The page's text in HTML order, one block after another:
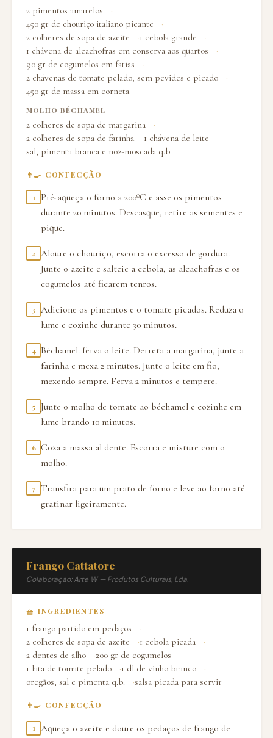
2 pimentos amarelos
450 gr de chouriço italiano picante
2 colheres de sopa de azeite
1 cebola grande
1 chávena de alcachofras em conserva aos quartos
90 gr de cogumelos em fatias
2 chávenas de tomate pelado, sem pevides e picado
450 gr de massa em corneta
MOLHO BÉCHAMEL
2 colheres de sopa de margarina
2 colheres de sopa de farinha
1 chávena de leite
sal, pimenta branca e noz-moscada q.b.
👨‍🍳 CONFECÇÃO
1
Pré-aqueça o forno a 200ºC e asse os pimentos
durante 20 minutos. Descasque, retire as sementes e
pique.
2
Aloure o chouriço, escorra o excesso de gordura.
Junte o azeite e salteie a cebola, as alcachofras e os
cogumelos até ficarem tenros.
3
Adicione os pimentos e o tomate picados. Reduza o
lume e cozinhe durante 30 minutos.
4 Béchamel: ferva o leite. Derreta a margarina, junte a
farinha e mexa 2 minutos. Junte o leite em fio,
mexendo sempre. Ferva 2 minutos e tempere.
5
Junte o molho de tomate ao béchamel e cozinhe em
lume brando 10 minutos.
6
Coza a massa al dente. Escorra e misture com o
molho.
7
Transfira para um prato de forno e leve ao forno até
gratinar ligeiramente.
Frango Cattatore
Colaboração: Arte W — Produtos Culturais, Lda.
🧺 INGREDIENTES
1 frango partido em pedaços
2 colheres de sopa de azeite
1 cebola picada
2 dentes de alho
200 gr de cogumelos
1 lata de tomate pelado
1 dl de vinho branco
oregãos, sal e pimenta q.b.
salsa picada para servir
👨‍🍳 CONFECÇÃO
1
Aqueça o azeite e doure os pedaços de frango de